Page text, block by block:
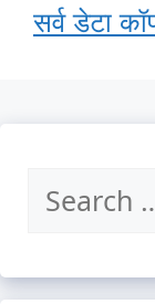
सर्व डेटा
Search